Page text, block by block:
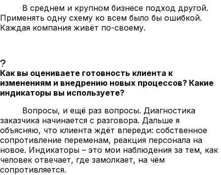
В среднем и крупном бизнесе подход другой.
Применять одну схему ко всем было бы ошибкой.
Каждая компания живёт по-своему.
Как вы оцениваете готовность клиента к
изменениям и внедрению новых процессов? Какие
индикаторы вы используете?
Вопросы, и ещё раз вопросы. Диагностика
заказчика начинается с разговора. Дальше я
объясняю, что клиента ждёт впереди: собственное
сопротивление переменам, реакция персонала на
новое. Индикаторы – это мои наблюдения за тем, как
человек отвечает, где замолкает, на чём
сопротивляется.